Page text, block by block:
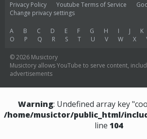
Privacy Policy Youtube Terms of Service
Change privacy settings
A B C D E F G H I J K
O
P Q R S T U V W X
© 2026 Musictory
Musictory allows YouTube to serve content,
advertisements
Warning: Undefined array key
/home/musictor/public_html/
line 104